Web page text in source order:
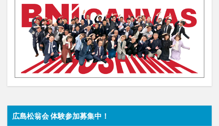
広島松翁会 体験参加募集中！